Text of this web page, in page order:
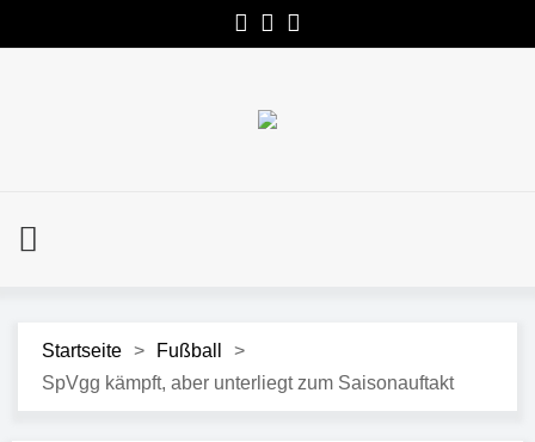
Startseite > Fußball
>
SpVgg kämpft, aber unterliegt zum Saisonauftakt